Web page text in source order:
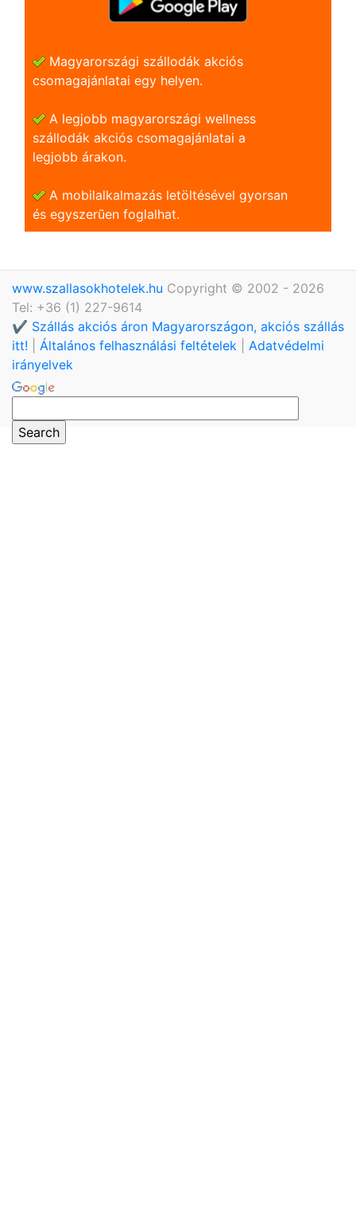
Magyarországi szállodák akciós
csomagajánlatai egy helyen.
A legjobb magyarországi wellness
szállodák akciós csomagajánlatai a
legjobb árakon.
A mobilalkalmazás letöltésével gyorsan
és egyszerũen foglalhat.
www.szallasokhotelek.hu Copyright © 2002 - 2026
Tel: +36 (1) 227-9614
✔️ Szállás akciós áron Magyarországon, akciós szállás
itt!
Általános felhasználási feltételek
Adatvédelmi
irányelvek